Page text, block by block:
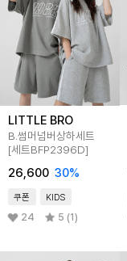
LITTLE BRO
B.썸머넘버상하세트
[세트BFP2396D]
26,600 30%
쿠폰 KIDS
24 5 (1)